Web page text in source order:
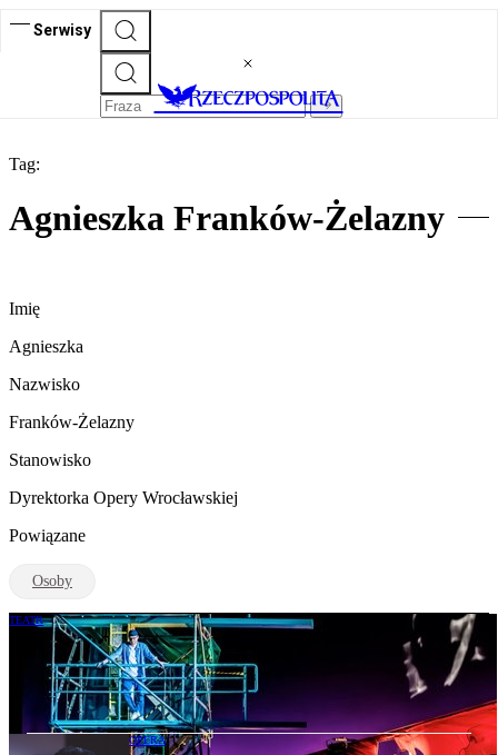
Serwisy
Tag:
Agnieszka Franków-Żelazny
Imię
Agnieszka
Nazwisko
Franków-Żelazny
Stanowisko
Dyrektorka Opery Wrocławskiej
Powiązane
Osoby
TEATR
Jak we Wrocławiu przezwyciężono
teatralny kryzys
OPERA